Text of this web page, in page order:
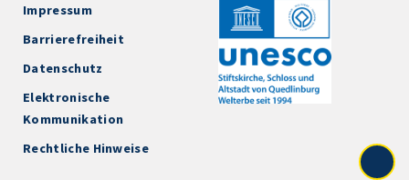
Impressum
Barrierefreiheit
Datenschutz
Elektronische
Kommunikation
Rechtliche Hinweise